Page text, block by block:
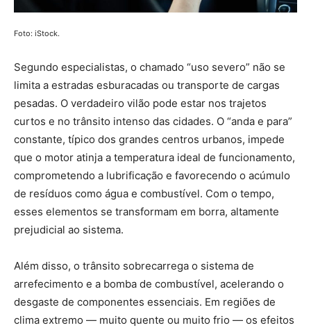
Foto: iStock.
Segundo especialistas, o chamado “uso severo” não se
limita a estradas esburacadas ou transporte de cargas
pesadas. O verdadeiro vilão pode estar nos trajetos
curtos e no trânsito intenso das cidades. O “anda e para”
constante, típico dos grandes centros urbanos, impede
que o motor atinja a temperatura ideal de funcionamento,
comprometendo a lubrificação e favorecendo o acúmulo
de resíduos como água e combustível. Com o tempo,
esses elementos se transformam em borra, altamente
prejudicial ao sistema.
Além disso, o trânsito sobrecarrega o sistema de
arrefecimento e a bomba de combustível, acelerando o
desgaste de componentes essenciais. Em regiões de
clima extremo — muito quente ou muito frio — os efeitos